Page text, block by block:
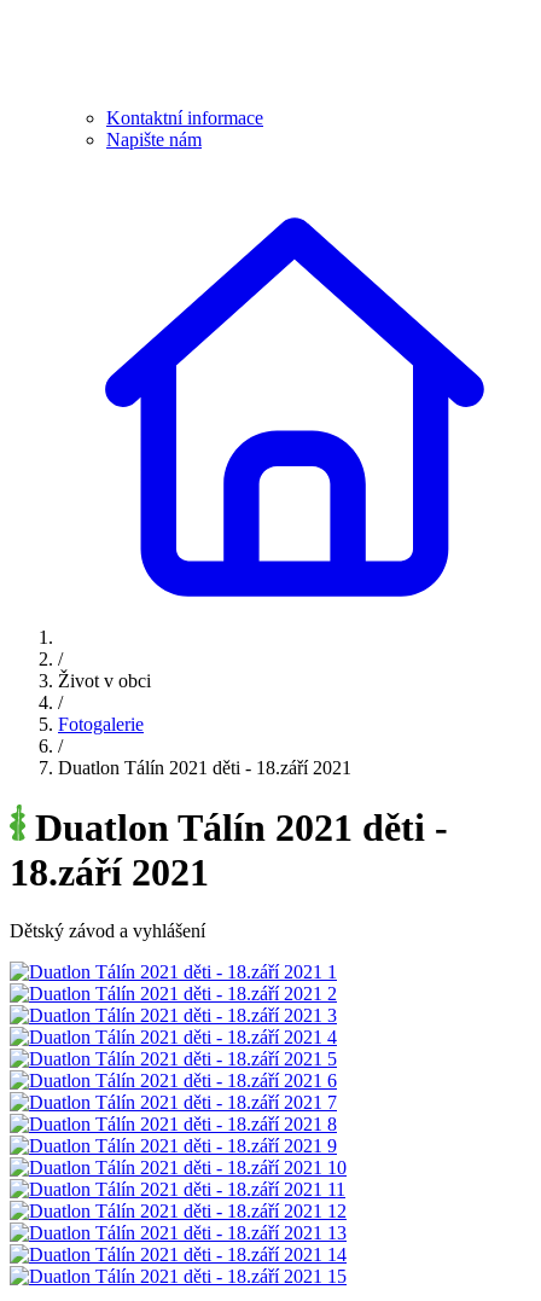
Kontaktní informace
Napište nám
/
Život v obci
/
Fotogalerie
/
Duatlon Tálín 2021 děti - 18.září 2021
Duatlon Tálín 2021 děti -
18.září 2021
Dětský závod a vyhlášení